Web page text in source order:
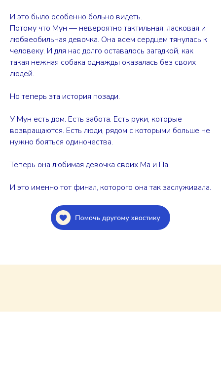
И это было особенно больно видеть.
Потому что Мун — невероятно тактильная, ласковая и
любвеобильная девочка. Она всем сердцем тянулась к
человеку. И для нас долго оставалось загадкой, как
такая нежная собака однажды оказалась без своих
людей.
Но теперь эта история позади.
У Мун есть дом. Есть забота. Есть руки, которые
возвращаются. Есть люди, рядом с которыми больше не
нужно бояться одиночества.
Теперь она любимая девочка своих Ма и Па.
И это именно тот финал, которого она так заслуживала.